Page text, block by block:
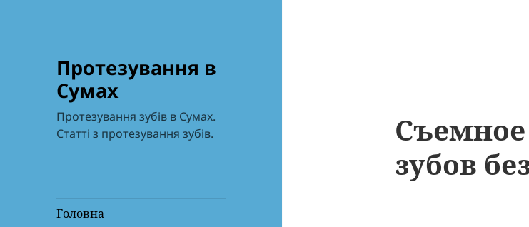
Протезування в
Сумах
Протезування зубів в Сумах.
Статті з протезування зубів.
Головна
зубов